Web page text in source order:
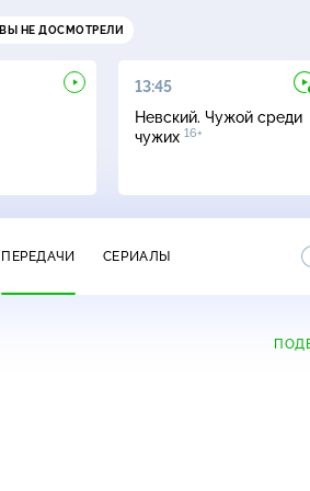
ВЫ НЕ ДОСМОТРЕЛИ
13:45
Невский. Чужой среди
чужих 16+
ПЕРЕДАЧИ СЕРИАЛЫ